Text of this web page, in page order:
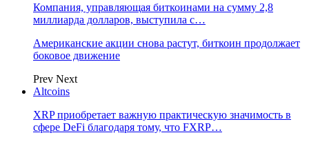
Компания, управляющая биткоинами на сумму 2,8
миллиарда долларов, выступила с…
Американские акции снова растут, биткоин продолжает
боковое движение
Prev Next
Altcoins
XRP приобретает важную практическую значимость в
сфере DeFi благодаря тому, что FXRP…